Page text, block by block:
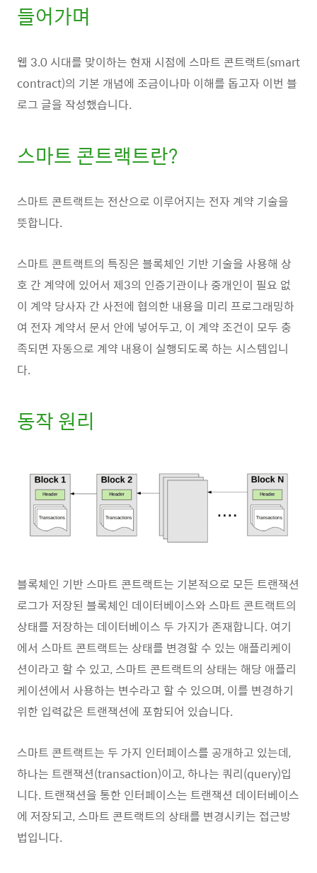
들어가며
웹 3.0 시대를 맞이하는 현재 시점에 스마트 콘트랙트(smart
contract)의 기본 개념에 조금이나마 이해를 돕고자 이번 블
로그 글을 작성했습니다.
스마트 콘트랙트란?
스마트 콘트랙트는 전산으로 이루어지는 전자 계약 기술을
뜻합니다.
스마트 콘트랙트의 특징은 블록체인 기반 기술을 사용해 상
호 간 계약에 있어서 제3의 인증기관이나 중개인이 필요 없
이 계약 당사자 간 사전에 협의한 내용을 미리 프로그래밍하
여 전자 계약서 문서 안에 넣어두고, 이 계약 조건이 모두 충
족되면 자동으로 계약 내용이 실행되도록 하는 시스템입니
다.
동작 원리
블록체인 기반 스마트 콘트랙트는 기본적으로 모든 트랜잭션
로그가 저장된 블록체인 데이터베이스와 스마트 콘트랙트의
상태를 저장하는 데이터베이스 두 가지가 존재합니다. 여기
에서 스마트 콘트랙트는 상태를 변경할 수 있는 애플리케이
션이라고 할 수 있고, 스마트 콘트랙트의 상태는 해당 애플리
케이션에서 사용하는 변수라고 할 수 있으며, 이를 변경하기
위한 입력값은 트랜잭션에 포함되어 있습니다.
스마트 콘트랙트는 두 가지 인터페이스를 공개하고 있는데,
하나는 트랜잭션(transaction)이고, 하나는 쿼리(query)입
니다. 트랜잭션을 통한 인터페이스는 트랜잭션 데이터베이스
에 저장되고, 스마트 콘트랙트의 상태를 변경시키는 접근방
법입니다.